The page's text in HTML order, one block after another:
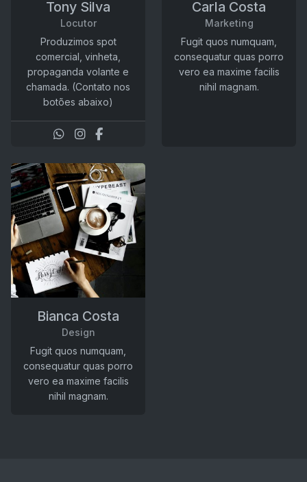
Tony Silva
Locutor
Produzimos spot
comercial, vinheta,
propaganda volante e
chamada. (Contato nos
botões abaixo)
Carla Costa
Marketing
Fugit quos numquam,
consequatur quas porro
vero ea maxime facilis
nihil magnam.
Bianca Costa
Design
Fugit quos numquam,
consequatur quas porro
vero ea maxime facilis
nihil magnam.